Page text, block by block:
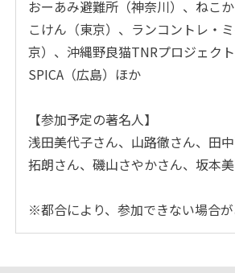
おーあみ避難所（神奈川）、ねこ
こけん（東京）、ランコントレ・
京）、沖縄野良猫TNRプロジェクト
SPICA（広島）ほか
【参加予定の著名人】
浅田美代子さん、山路徹さん、田
拓朗さん、磯山さやかさん、坂本
※都合により、参加できない場合が